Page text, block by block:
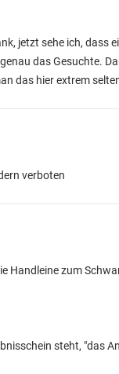
jetzt sehe ich, dass
das Gesuchte.
das hier extrem
verboten
Handleine zum
steht, "das